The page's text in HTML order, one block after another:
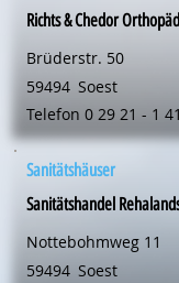
Richts & Chedor
Brüderstr. 50
59494 Soest
Telefon 0 29 21 - 1
Sanitätshäuser
Sanitätshandel
Nottebohmweg 11
59494 Soest